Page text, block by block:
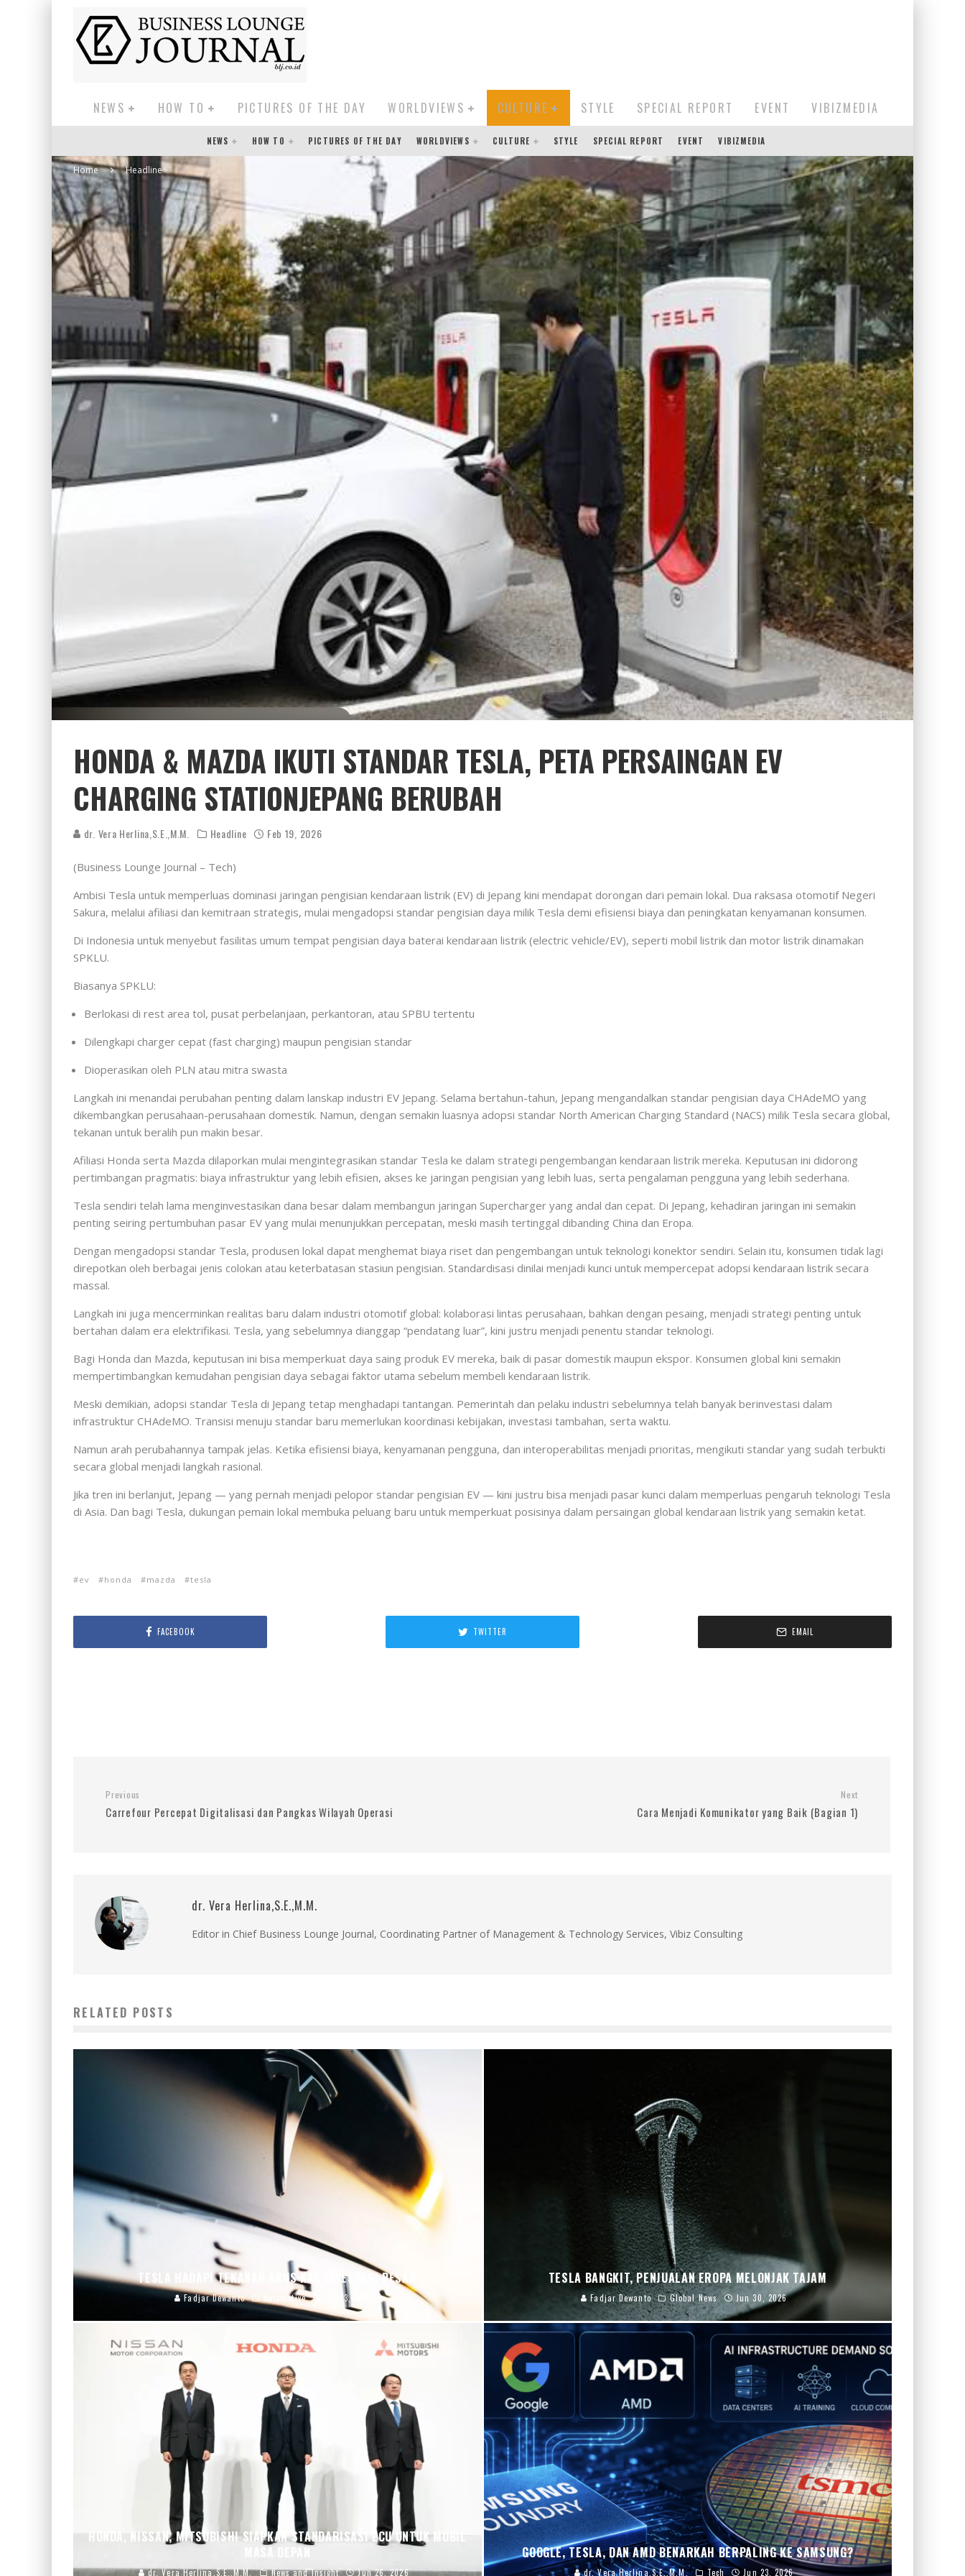
NEWS HOW TO PICTURES OF THE DAY WORLDVIEWS CULTURE STYLE SPECIAL REPORT EVENT VIBIZMEDIA
NEWS HOW TO PICTURES OF THE DAY WORLDVIEWS CULTURE STYLE SPECIAL REPORT EVENT VIBIZMEDIA
Home Headline
HONDA & MAZDA IKUTI STANDAR TESLA, PETA PERSAINGAN EV
CHARGING STATIONJEPANG BERUBAH
dr. Vera Herlina,S.E.,M.M. Headline Feb 19, 2026
(Business Lounge Journal – Tech)
Ambisi Tesla untuk memperluas dominasi jaringan pengisian kendaraan listrik (EV) di Jepang kini mendapat dorongan dari pemain lokal. Dua raksasa otomotif Negeri
Sakura, melalui afiliasi dan kemitraan strategis, mulai mengadopsi standar pengisian daya milik Tesla demi efisiensi biaya dan peningkatan kenyamanan konsumen.
Di Indonesia untuk menyebut fasilitas umum tempat pengisian daya baterai kendaraan listrik (electric vehicle/EV), seperti mobil listrik dan motor listrik dinamakan
SPKLU.
Biasanya SPKLU:
Berlokasi di rest area tol, pusat perbelanjaan, perkantoran, atau SPBU tertentu
Dilengkapi charger cepat (fast charging) maupun pengisian standar
Dioperasikan oleh PLN atau mitra swasta
Langkah ini menandai perubahan penting dalam lanskap industri EV Jepang. Selama bertahun-tahun, Jepang mengandalkan standar pengisian daya CHAdeMO yang
dikembangkan perusahaan-perusahaan domestik. Namun, dengan semakin luasnya adopsi standar North American Charging Standard (NACS) milik Tesla secara global,
tekanan untuk beralih pun makin besar.
Afiliasi Honda serta Mazda dilaporkan mulai mengintegrasikan standar Tesla ke dalam strategi pengembangan kendaraan listrik mereka. Keputusan ini didorong
pertimbangan pragmatis: biaya infrastruktur yang lebih efisien, akses ke jaringan pengisian yang lebih luas, serta pengalaman pengguna yang lebih sederhana.
Tesla sendiri telah lama menginvestasikan dana besar dalam membangun jaringan Supercharger yang andal dan cepat. Di Jepang, kehadiran jaringan ini semakin
penting seiring pertumbuhan pasar EV yang mulai menunjukkan percepatan, meski masih tertinggal dibanding China dan Eropa.
Dengan mengadopsi standar Tesla, produsen lokal dapat menghemat biaya riset dan pengembangan untuk teknologi konektor sendiri. Selain itu, konsumen tidak lagi
direpotkan oleh berbagai jenis colokan atau keterbatasan stasiun pengisian. Standardisasi dinilai menjadi kunci untuk mempercepat adopsi kendaraan listrik secara
massal.
Langkah ini juga mencerminkan realitas baru dalam industri otomotif global: kolaborasi lintas perusahaan, bahkan dengan pesaing, menjadi strategi penting untuk
bertahan dalam era elektrifikasi. Tesla, yang sebelumnya dianggap “pendatang luar”, kini justru menjadi penentu standar teknologi.
Bagi Honda dan Mazda, keputusan ini bisa memperkuat daya saing produk EV mereka, baik di pasar domestik maupun ekspor. Konsumen global kini semakin
mempertimbangkan kemudahan pengisian daya sebagai faktor utama sebelum membeli kendaraan listrik.
Meski demikian, adopsi standar Tesla di Jepang tetap menghadapi tantangan. Pemerintah dan pelaku industri sebelumnya telah banyak berinvestasi dalam
infrastruktur CHAdeMO. Transisi menuju standar baru memerlukan koordinasi kebijakan, investasi tambahan, serta waktu.
Namun arah perubahannya tampak jelas. Ketika efisiensi biaya, kenyamanan pengguna, dan interoperabilitas menjadi prioritas, mengikuti standar yang sudah terbukti
secara global menjadi langkah rasional.
Jika tren ini berlanjut, Jepang — yang pernah menjadi pelopor standar pengisian EV — kini justru bisa menjadi pasar kunci dalam memperluas pengaruh teknologi Tesla
di Asia. Dan bagi Tesla, dukungan pemain lokal membuka peluang baru untuk memperkuat posisinya dalam persaingan global kendaraan listrik yang semakin ketat.
ev honda mazda tesla
FACEBOOK TWITTER EMAIL
Previous
Carrefour Percepat Digitalisasi dan Pangkas Wilayah Operasi
Next
Cara Menjadi Komunikator yang Baik (Bagian 1)
dr. Vera Herlina,S.E.,M.M.
Editor in Chief Business Lounge Journal, Coordinating Partner of Management & Technology Services, Vibiz Consulting
RELATED POSTS
TESLA HADAPI TEKANAN ARUS KAS INVESTASI BESAR
Fadjar Dewanto Automotive Jul 23, 2026
TESLA BANGKIT, PENJUALAN EROPA MELONJAK TAJAM
Fadjar Dewanto Global News Jun 30, 2026
HONDA, NISSAN, MITSUBISHI SIAPKAN STANDARISASI ECU UNTUK MOBIL
MASA DEPAN
dr. Vera Herlina,S.E.,M.M. News and Insight Jun 26, 2026
GOOGLE, TESLA, DAN AMD BENARKAH BERPALING KE SAMSUNG?
dr. Vera Herlina,S.E.,M.M. Tech Jun 23, 2026